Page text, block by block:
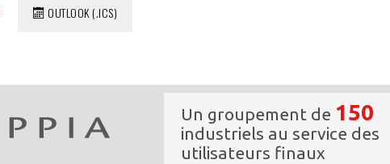
OUTLOOK (.ICS)
Un groupement de 150
industriels au service des
utilisateurs finaux